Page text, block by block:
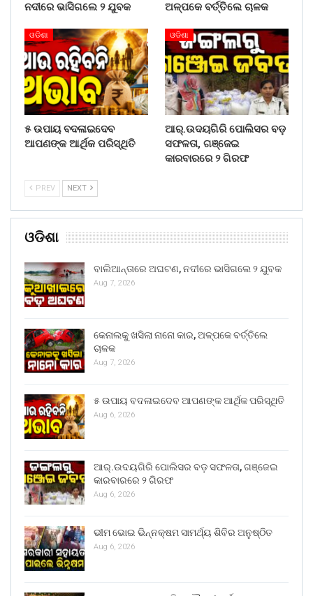
ନଦୀରେ ଭାସିଗଲେ ୨ ଯୁବକ
ଅଳ୍ପକେ ବର୍ତ୍ତିଲେ ଚାଳକ
ଓଡିଶା
୫ ଉପାୟ ବଦଳାଇଦେବ
ଆପଣଙ୍କ ଆର୍ଥିକ ପରିସ୍ଥିତି
ଓଡିଶା
ଆର୍.ଉଦୟଗିରି ପୋଲିସର ବଡ଼
ସଫଳତା, ଗଞ୍ଜେଇ
କାରବାରରେ ୨ ଗିରଫ
PREV NEXT
ଓଡିଶା
ବାଲିଆନ୍ତାରେ ଅଘଟଣ, ନଦୀରେ ଭାସିଗଲେ ୨ ଯୁବକ
Aug 7, 2026
କେନାଲକୁ ଖସିଲା ନାନୋ କାର, ଅଳ୍ପକେ ବର୍ତ୍ତିଲେ
ଚାଳକ
Aug 7, 2026
୫ ଉପାୟ ବଦଳାଇଦେବ ଆପଣଙ୍କ ଆର୍ଥିକ ପରିସ୍ଥିତି
Aug 6, 2026
ଆର୍.ଉଦୟଗିରି ପୋଲିସର ବଡ଼ ସଫଳତା, ଗଞ୍ଜେଇ
କାରବାରରେ ୨ ଗିରଫ
Aug 6, 2026
ଭୀମ ଭୋଇ ଭିନ୍ନକ୍ଷମ ସାମର୍ଥ୍ୟ ଶିବିର ଅନୁଷ୍ଠିତ
Aug 6, 2026